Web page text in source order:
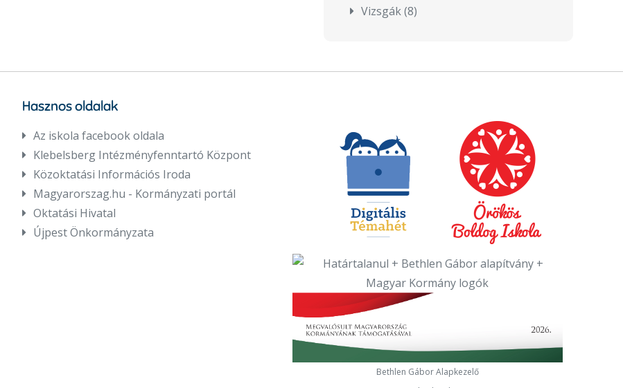
Vizsgák(8)
Hasznos oldalak
Az iskola facebook oldala
Klebelsberg Intézményfenntartó Központ
Közoktatási Információs Iroda
Magyarorszag.hu - Kormányzati portál
Oktatási Hivatal
Újpest Önkormányzata
Bethlen Gábor Alapkezelő